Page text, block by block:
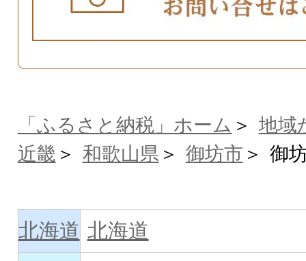
「ふるさと納税」ホーム
地域
近畿
和歌山県 御坊市 御
北海道 北海道